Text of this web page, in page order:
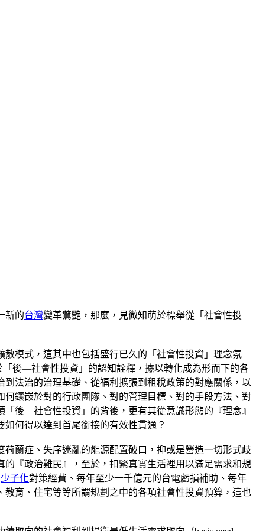
新的台灣變革驚艷，那麼，見微知萌於標舉從「社會性投
模式，這其中也包括盛行已久的「社會性投資」理念氛
「後—社會性投資」的認知詮釋，據以轉化成為形而下的各
法治的治理基礎、從福利擴張到租稅政策的對應關係，以
鑲嵌於對的行政團隊、對的管理目標、對的手段方法、對
後—社會性投資」的背後，更有其從意識形態的『理念』
何得以達到首尾銜接的有效性貫通？
蘭症、失序迷亂的能源配置破口，抑或是營造一切形式歧
『政治難民』，至於，扣緊真實生活裡用以滿足需求和規
少子化對策經費、每年至少一千億元的台電虧損補助、每年
育、住宅等等所謂規劃之中的各項社會性投資預算，這也